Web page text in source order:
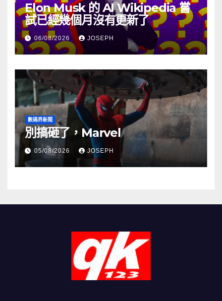
Elon Musk 的 AI Wikipedia 嘗
試已經幾個月沒有更新了
06/08/2026 JOSEPH
數碼界新聞
別搞砸了，Marvel
05/08/2026 JOSEPH